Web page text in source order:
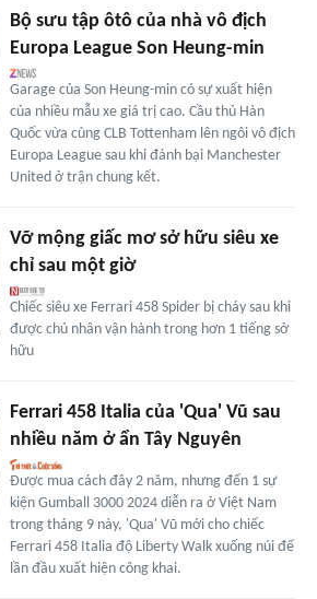
Bộ sưu tập ôtô của nhà vô địch
Europa League Son Heung-min
Garage của Son Heung-min có sự xuất hiện
của nhiều mẫu xe giá trị cao. Cầu thủ Hàn
Quốc vừa cùng CLB Tottenham lên ngôi vô địch
Europa League sau khi đánh bại Manchester
United ở trận chung kết.
Vỡ mộng giấc mơ sở hữu siêu xe
chỉ sau một giờ
Chiếc siêu xe Ferrari 458 Spider bị cháy sau khi
được chủ nhân vận hành trong hơn 1 tiếng sở
hữu
Ferrari 458 Italia của 'Qua' Vũ sau
nhiều năm ở ẩn Tây Nguyên
Được mua cách đây 2 năm, nhưng đến 1 sự
kiện Gumball 3000 2024 diễn ra ở Việt Nam
trong tháng 9 này, 'Qua' Vũ mới cho chiếc
Ferrari 458 Italia độ Liberty Walk xuống núi để
lần đầu xuất hiện công khai.